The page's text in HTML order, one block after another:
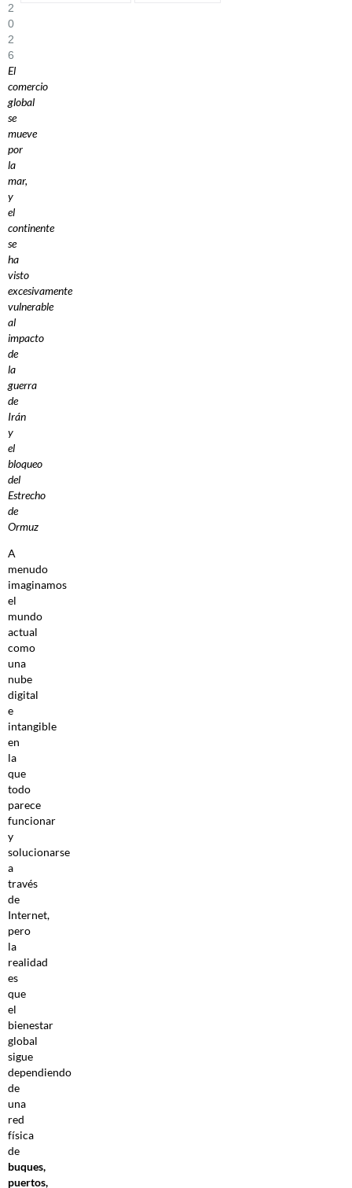
2
0
2
6
El
comercio
global
se
mueve
por
la
mar,
y
el
continente
se
ha
visto
excesivamente
vulnerable
al
impacto
de
la
guerra
de
Irán
y
el
bloqueo
del
Estrecho
de
Ormuz
A
menudo
imaginamos
el
mundo
actual
como
una
nube
digital
e
intangible
en
la
que
todo
parece
funcionar
y
solucionarse
a
través
de
Internet,
pero
la
realidad
es
que
el
bienestar
global
sigue
dependiendo
de
una
red
física
de
buques,
puertos,